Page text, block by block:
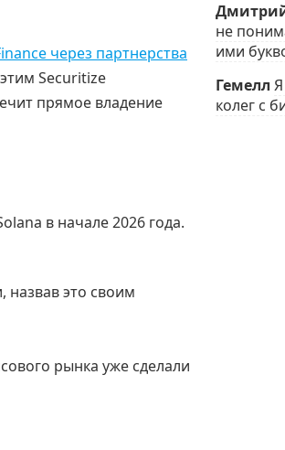
через партнерства
Securitize
прямое владение
в начале 2026 года.
назвав это своим
рынка уже сделали
не
ими
Гемелл
колег с